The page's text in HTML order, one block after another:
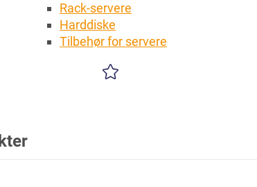
Rack-servere
Harddiske
Tilbehør for servere